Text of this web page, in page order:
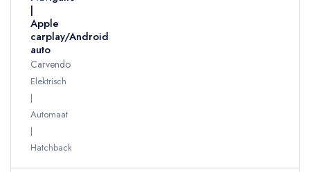
|
Apple
carplay/Android
auto
Carvendo
Elektrisch
Automaat
Hatchback